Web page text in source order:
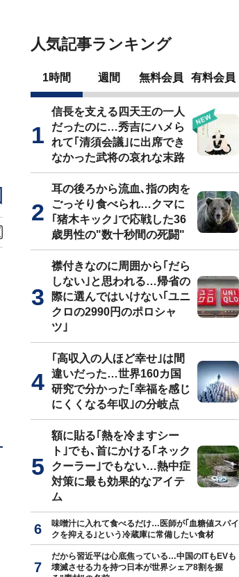
人気記事ランキング
1時間 週間 無料会員 有料会員
信長を支える四天王の一人
だったのに…秀吉にハメら
れて｢清須会議｣に出席でき
なかった武将の哀れな末路
耳の後ろから流血､指の肉を
ごっそり食べられ…クマに
｢猪木キック｣で応戦した36
歳男性の"数十秒間の死闘"
襟付きなのに周囲から｢だら
しない｣と思われる…帰省の
際に選んではいけない｢ユニ
クロの2990円のポロシャ
ツ｣
｢高収入の人ほど幸せ｣は間
違いだった…世界160カ国
研究で分かった｢幸福を感じ
にくくなる年収｣の分岐点
額に貼る｢熱を冷ますシー
ト｣でも､首にかける｢ネック
クーラー｣でもない…熱中症
対策に最も効果的なアイテ
ム
味噌汁に入れて食べるだけ…医師が｢血糖値スパイ
クを抑える｣という冷蔵庫に常備したい食材
だから習近平は心底焦っている…中国のITもEVも
壊滅させる力を持つ日本が世界シェア8割を握